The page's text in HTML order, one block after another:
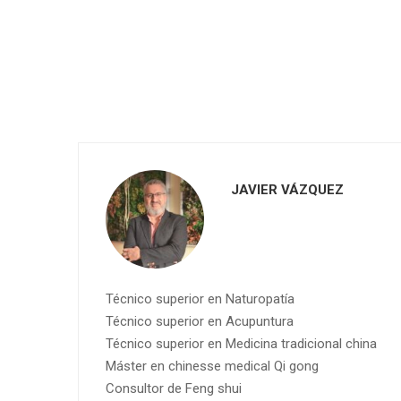
JAVIER VÁZQUEZ
Técnico superior en Naturopatía
Técnico superior en Acupuntura
Técnico superior en Medicina tradicional china
Máster en chinesse medical Qi gong
Consultor de Feng shui